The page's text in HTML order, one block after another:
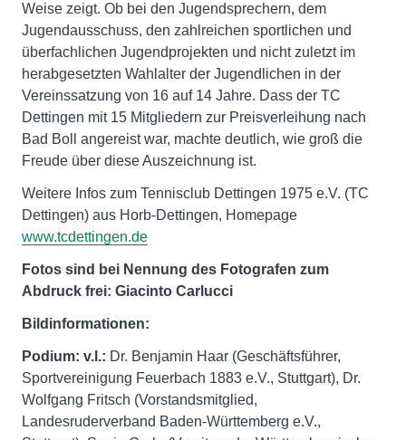
Weise zeigt. Ob bei den Jugendsprechern, dem
Jugendausschuss, den zahlreichen sportlichen und
überfachlichen Jugendprojekten und nicht zuletzt im
herabgesetzten Wahlalter der Jugendlichen in der
Vereinssatzung von 16 auf 14 Jahre. Dass der TC
Dettingen mit 15 Mitgliedern zur Preisverleihung nach
Bad Boll angereist war, machte deutlich, wie groß die
Freude über diese Auszeichnung ist.
Weitere Infos zum Tennisclub Dettingen 1975 e.V. (TC
Dettingen) aus Horb-Dettingen, Homepage
www.tcdettingen.de
Fotos sind bei Nennung des Fotografen zum
Abdruck frei: Giacinto Carlucci
Bildinformationen:
Podium: v.l.: Dr. Benjamin Haar (Geschäftsführer,
Sportvereinigung Feuerbach 1883 e.V., Stuttgart), Dr.
Wolfgang Fritsch (Vorstandsmitglied,
Landesruderverband Baden-Württemberg e.V.,